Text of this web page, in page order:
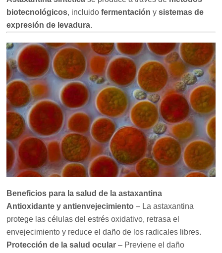
biotecnológicos, incluidofermentación ysistemas de
expresión de levadura.
Beneficios para la salud de la astaxantina
Antioxidante y antienvejecimiento – La astaxantina
protege las células del estrés oxidativo, retrasa el
envejecimiento y reduce el daño de los radicales libres.
Protección de la salud ocular – Previene el daño